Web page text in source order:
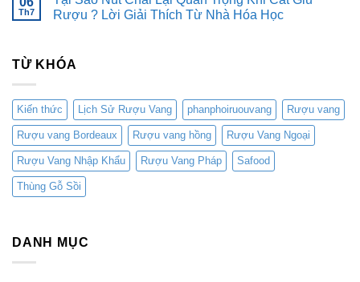
Sauvignon
luận
ở
Hướng
Vang
Th7
Rượu ? Lời Giải Thích Từ Nhà Hóa Học
luận
Nút
Chai
Lại
Quan
Trọng
Khi
Cất
Giữ
Rượu
?
Từ
Nhà
TỪ KHÓA
Kiến thức Lịch Sử Rượu Vang phanphoiruouvang Rượu vang
Rượu vang Bordeaux Rượu vang hồng Rượu Vang Ngoại
Rượu Vang Nhập Khẩu Rượu Vang Pháp Safood
Thùng Gỗ Sồi
DANH MỤC